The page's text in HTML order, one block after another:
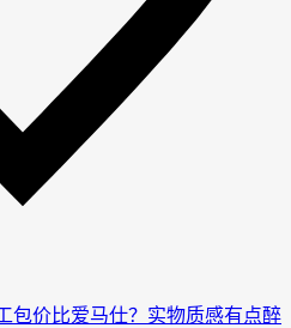
包价比爱马仕？实物质感有点醉